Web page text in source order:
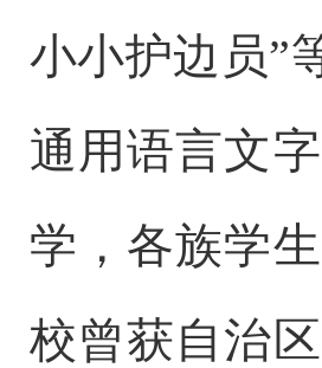
小小护边员”
通用语言文
学，各族学
校曾获自治